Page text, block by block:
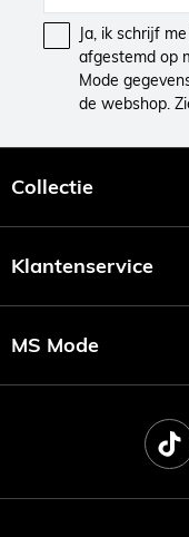
Ja, ik schrijf
afgestemd op
Mode
de webshop.
Collectie
Klantenservice
MS Mode